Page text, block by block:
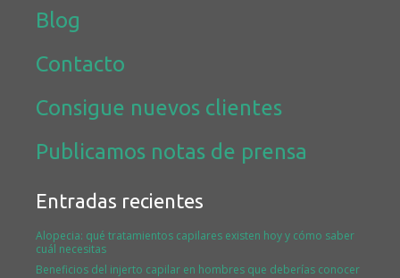
Blog
Contacto
Consigue nuevos clientes
Publicamos notas de prensa
Entradas recientes
Alopecia: qué tratamientos capilares existen hoy y cómo saber
cuál necesitas
Beneficios del injerto capilar en hombres que deberías conocer